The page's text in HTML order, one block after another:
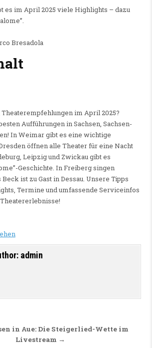
es im April 2025 viele Highlights – dazu
Bresadola
Theaterempfehlungen im April 2025?
Aufführungen in Sachsen, Sachsen-
In Weimar gibt es eine wichtige
öffnen alle Theater für eine Nacht
Leipzig und Zwickau gibt es
Geschichte. In Freiberg singen
ist zu Gast in Dessau. Unsere Tipps
Termine und umfassende Serviceinfos
admin
in Aue: Die Steigerlied-Wette im
Livestream →